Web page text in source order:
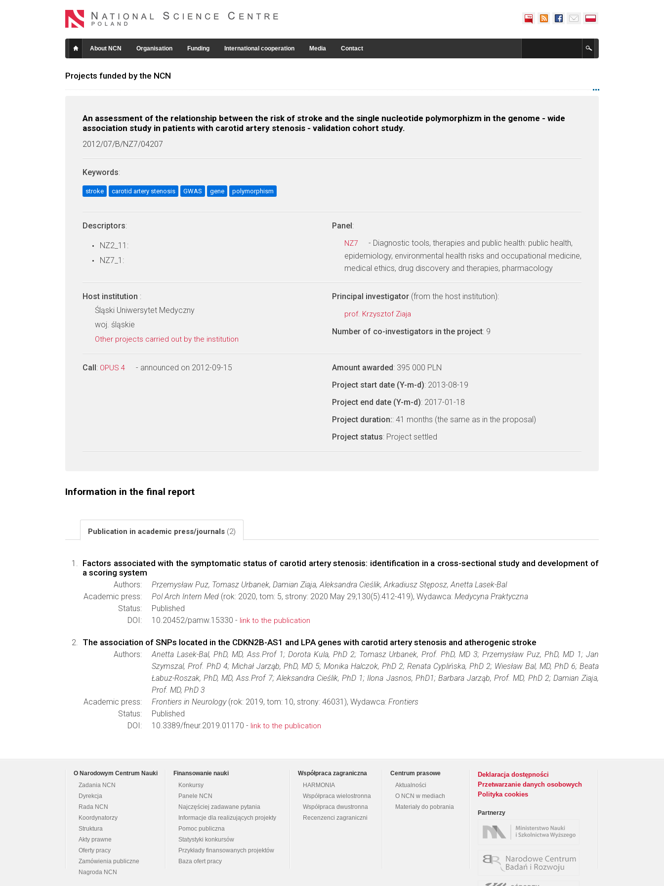
About NCN Organisation Funding International cooperation Media Contact
Projects funded by the NCN
An assessment of the relationship between the risk of stroke and the single nucleotide polymorphizm in the genome - wide
association study in patients with carotid artery stenosis - validation cohort study.
2012/07/B/NZ7/04207
Keywords:
stroke carotid artery stenosis GWAS gene polymorphism
Descriptors:
NZ2_11:
NZ7_1:
Panel:
NZ7
- Diagnostic tools, therapies and public health: public health,
epidemiology, environmental health risks and occupational medicine,
medical ethics, drug discovery and therapies, pharmacology
Host institution :
Śląski Uniwersytet Medyczny
woj. śląskie
Other projects carried out by the institution
Principal investigator (from the host institution):
prof. Krzysztof Ziaja
Number of co-investigators in the project: 9
Call: OPUS 4 - announced on 2012-09-15 Amount awarded: 395 000 PLN
Project start date (Y-m-d): 2013-08-19
Project end date (Y-m-d): 2017-01-18
Project duration:: 41 months (the same as in the proposal)
Project status: Project settled
Information in the final report
Publication in academic press/journals (2)
Factors associated with the symptomatic status of carotid artery stenosis: identification in a cross-sectional study and development of
a scoring system
Authors:
Przemysław Puz, Tomasz Urbanek, Damian Ziaja, Aleksandra Cieślik, Arkadiusz Stęposz, Anetta Lasek-Bal
Academic press:
Pol Arch Intern Med (rok: 2020, tom: 5, strony: 2020 May 29;130(5):412-419), Wydawca: Medycyna Praktyczna
Status:
Published
DOI:
10.20452/pamw.15330 - link to the publication
The association of SNPs located in the CDKN2B-AS1 and LPA genes with carotid artery stenosis and atherogenic stroke
Authors:
Anetta Lasek-Bal, PhD, MD, Ass.Prof 1; Dorota Kula, PhD 2; Tomasz Urbanek, Prof. PhD, MD 3; Przemysław Puz, PhD, MD 1; Jan
Szymszal, Prof. PhD 4; Michał Jarząb, PhD, MD 5; Monika Halczok, PhD 2; Renata Cyplińska, PhD 2; Wiesław Bal, MD, PhD 6; Beata
Łabuz-Roszak, PhD, MD, Ass.Prof 7; Aleksandra Cieślik, PhD 1; Ilona Jasnos, PhD1; Barbara Jarząb, Prof. MD, PhD 2; Damian Ziaja,
Prof. MD, PhD 3
Academic press:
Frontiers in Neurology(rok: 2019, tom: 10, strony: 46031), Wydawca: Frontiers
Status:
Published
DOI:
10.3389/fneur.2019.01170 - link to the publication
O Narodowym Centrum Nauki
Zadania NCN
Dyrekcja
Rada NCN
Koordynatorzy
Struktura
Akty prawne
Oferty pracy
Zamówienia publiczne
Nagroda NCN
Finansowanie nauki
Konkursy
Panele NCN
Najczęściej zadawane pytania
Informacje dla realizujących projekty
Pomoc publiczna
Statystyki konkursów
Przykłady finansowanych projektów
Baza ofert pracy
Współpraca zagraniczna
HARMONIA
Współpraca wielostronna
Współpraca dwustronna
Recenzenci zagraniczni
Centrum prasowe
Aktualności
O NCN w mediach
Materiały do pobrania
Deklaracja dostępności
Przetwarzanie danych osobowych
Polityka cookies
Partnerzy